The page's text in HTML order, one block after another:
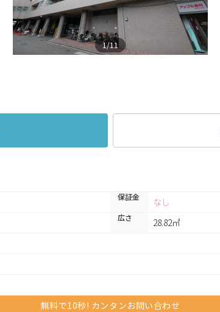
1/11
保証金 なし
広さ 28.82㎡
無料で10秒! カンタンお問い合わせ